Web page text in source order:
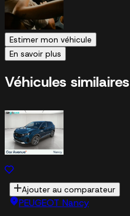
Estimer mon véhicule
En savoir plus
Véhicules similaires
Ajouter au comparateur
PEUGEOT Nancy